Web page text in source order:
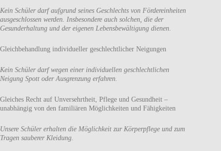
Kein Schüler darf aufgrund seines Geschlechts von Fördereinheiten
ausgeschlossen werden. Insbesondere auch solchen, die der
Gesunderhaltung und der eigenen Lebensbewältigung dienen.
Gleichbehandlung individueller geschlechtlicher Neigungen
Kein Schüler darf wegen einer individuellen geschlechtlichen
Neigung Spott oder Ausgrenzung erfahren.
Gleiches Recht auf Unversehrtheit, Pflege und Gesundheit –
unabhängig von den familiären Möglichkeiten und Fähigkeiten
Unsere Schüler erhalten die Möglichkeit zur Körperpflege und zum
Tragen sauberer Kleidung.